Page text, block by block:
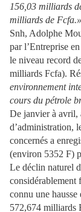
156,03 milliards
milliards de Fcfa.»
Snh, Adolphe
par l’Entreprise
le niveau record
milliards Fcfa).
environnement
cours du pétrole
De janvier à avril,
d’administration,
concernés a
(environ 5352 F)
Le déclin naturel
considérablement
connu une hausse
572,674 milliards